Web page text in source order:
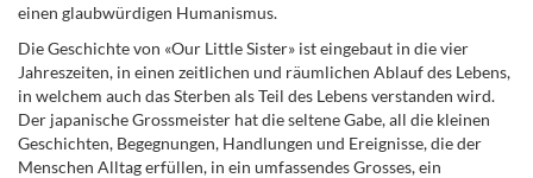
einen glaubwürdigen Humanismus.
Die Geschichte von «Our Little Sister» ist eingebaut in die vier
Jahreszeiten, in einen zeitlichen und räumlichen Ablauf des Lebens,
in welchem auch das Sterben als Teil des Lebens verstanden wird.
Der japanische Grossmeister hat die seltene Gabe, all die kleinen
Geschichten, Begegnungen, Handlungen und Ereignisse, die der
Menschen Alltag erfüllen, in ein umfassendes Grosses, ein